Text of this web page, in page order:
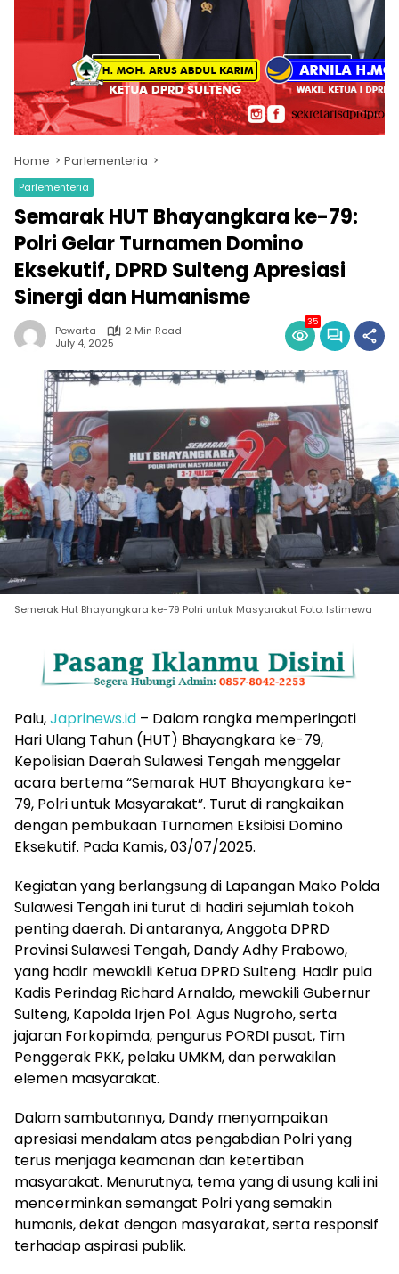
Home Parlementeria
Parlementeria
Semarak HUT Bhayangkara ke-79:
Polri Gelar Turnamen Domino
Eksekutif, DPRD Sulteng Apresiasi
Sinergi dan Humanisme
Pewarta
2 Min Read
July 4, 2025
35
Semerak Hut Bhayangkara ke-79 Polri untuk Masyarakat Foto: Istimewa
Palu,Japrinews.id – Dalam rangka memperingati
Hari Ulang Tahun (HUT) Bhayangkara ke-79,
Kepolisian Daerah Sulawesi Tengah menggelar
acara bertema “Semarak HUT Bhayangkara ke-
79, Polri untuk Masyarakat”. Turut di rangkaikan
dengan pembukaan Turnamen Eksibisi Domino
Eksekutif. Pada Kamis, 03/07/2025.
Kegiatan yang berlangsung di Lapangan Mako Polda
Sulawesi Tengah ini turut di hadiri sejumlah tokoh
penting daerah. Di antaranya, Anggota DPRD
Provinsi Sulawesi Tengah, Dandy Adhy Prabowo,
yang hadir mewakili Ketua DPRD Sulteng. Hadir pula
Kadis Perindag Richard Arnaldo, mewakili Gubernur
Sulteng, Kapolda Irjen Pol. Agus Nugroho, serta
jajaran Forkopimda, pengurus PORDI pusat, Tim
Penggerak PKK, pelaku UMKM, dan perwakilan
elemen masyarakat.
Dalam sambutannya, Dandy menyampaikan
apresiasi mendalam atas pengabdian Polri yang
terus menjaga keamanan dan ketertiban
masyarakat. Menurutnya, tema yang di usung kali ini
mencerminkan semangat Polri yang semakin
humanis, dekat dengan masyarakat, serta responsif
terhadap aspirasi publik.